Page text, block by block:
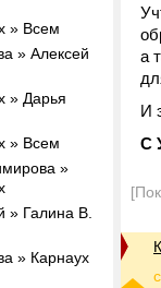
» Всем
» Алексей
» Дарья
» Всем
»
» Галина В.
» Карнаух
а
И
С